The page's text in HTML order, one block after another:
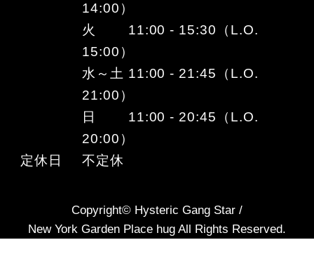
14:00）
火 11:00 - 15:30（L.O.
15:00）
水～土 11:00 - 21:45（L.O.
21:00）
日 11:00 - 20:45（L.O.
20:00）
定休日
不定休
Copyright© Hysteric Gang Star /
New York Garden Place hug All Rights Reserved.